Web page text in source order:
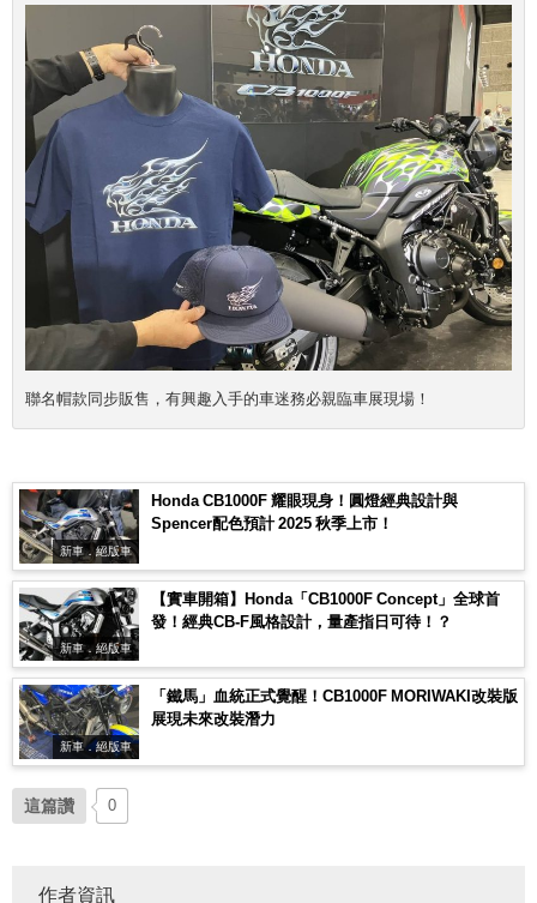
聯名帽款同步販售，有興趣入手的車迷務必親臨車展現場！
新車．絕版車
Honda CB1000F 耀眼現身！圓燈經典設計與
Spencer配色預計 2025 秋季上市！
新車．絕版車
【實車開箱】Honda「CB1000F Concept」全球首
發！經典CB-F風格設計，量產指日可待！？
新車．絕版車
「鐵馬」血統正式覺醒！CB1000F MORIWAKI改裝版
展現未來改裝潛力
這篇讚 0
作者資訊